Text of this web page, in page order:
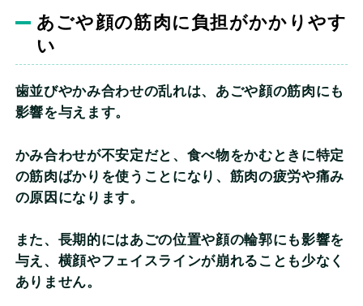
あごや顔の筋肉に負担がかかりやす
い
歯並びやかみ合わせの乱れは、あごや顔の筋肉にも
影響を与えます。
かみ合わせが不安定だと、食べ物をかむときに特定
の筋肉ばかりを使うことになり、筋肉の疲労や痛み
の原因になります。
また、長期的にはあごの位置や顔の輪郭にも影響を
与え、横顔やフェイスラインが崩れることも少なく
ありません。